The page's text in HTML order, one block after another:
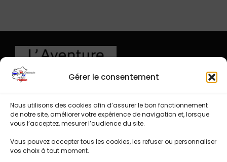
Gérer le consentement
Nous utilisons des cookies afin d’assurer le bon fonctionnement
de notre site, améliorer votre expérience de navigation et, lorsque
vous l’acceptez, mesurer l’audience du site.
Vous pouvez accepter tous les cookies, les refuser ou personnaliser
vos choix à tout moment.